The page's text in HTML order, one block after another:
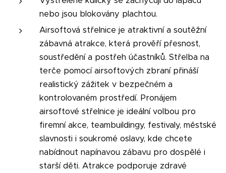
nebo jsou blokovány plachtou.
Airsoftová střelnice je atraktivní a soutěžní
zábavná atrakce, která prověří přesnost,
soustředění a postřeh účastníků. Střelba na
terče pomocí airsoftových zbraní přináší
realistický zážitek v bezpečném a
kontrolovaném prostředí. Pronájem
airsoftové střelnice je ideální volbou pro
firemní akce, teambuildingy, festivaly, městské
slavnosti i soukromé oslavy, kde chcete
nabídnout napínavou zábavu pro dospělé i
starší děti. Atrakce podporuje zdravé